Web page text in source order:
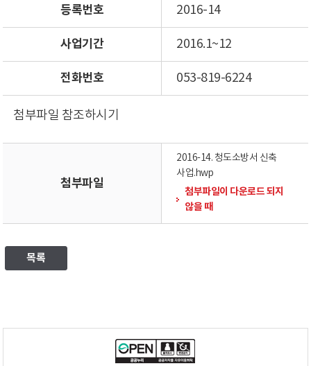
등록번호 2016-14
사업기간 2016.1~12
전화번호 053-819-6224
첨부파일 참조하시기
첨부파일
2016-14. 청도소방서 신축
사업.hwp
첨부파일이 다운로드 되지
않을 때
목록